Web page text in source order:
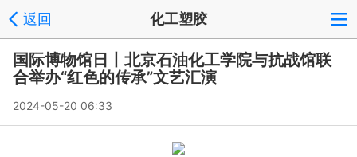
返回 化工塑胶
国际博物馆日丨北京石油化工学院与抗战馆联
合举办“红色的传承”文艺汇演
2024-05-20 06:33